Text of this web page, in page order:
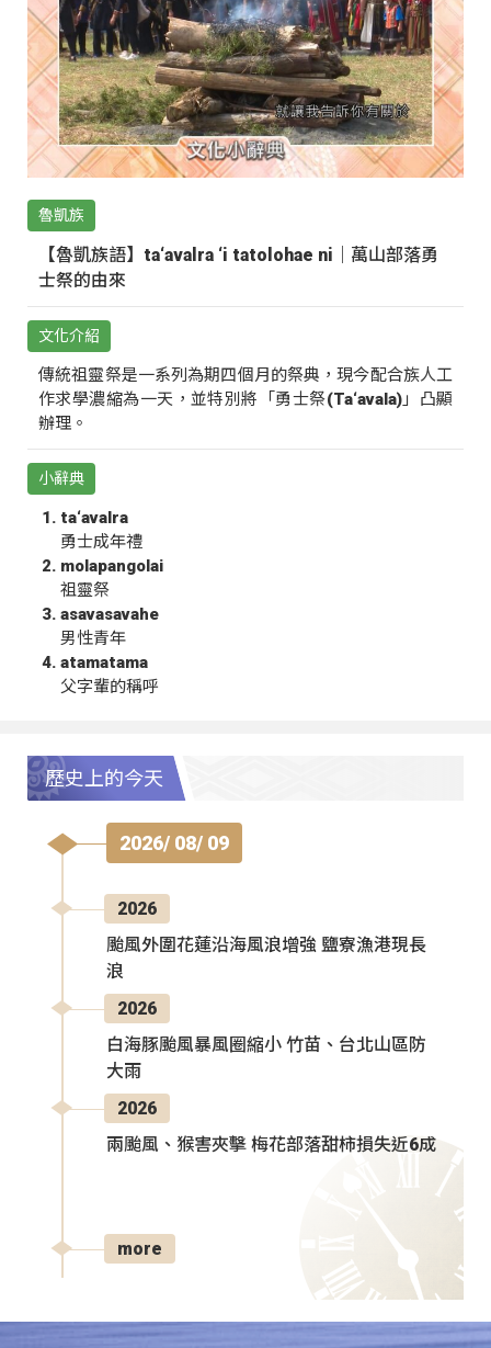
魯凱族
【魯凱族語】ta‘avalra ‘i tatolohae ni｜萬山部落勇
士祭的由來
文化介紹
傳統祖靈祭是一系列為期四個月的祭典，現今配合族人工
作求學濃縮為一天，並特別將「勇士祭(Ta‘avala)」凸顯
辦理。
小辭典
ta‘avalra
勇士成年禮
molapangolai
祖靈祭
asavasavahe
男性青年
atamatama
父字輩的稱呼
歷史上的今天
2026/ 08/ 09
2026
颱風外圍花蓮沿海風浪增強 鹽寮漁港現長
浪
2026
白海豚颱風暴風圈縮小 竹苗、台北山區防
大雨
2026
兩颱風、猴害夾擊 梅花部落甜柿損失近6成
more